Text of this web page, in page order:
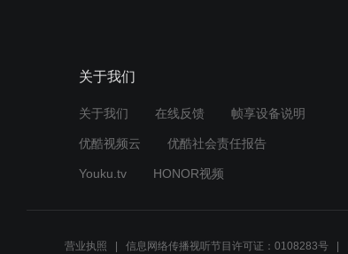
关于我们
关于我们 在线反馈 帧享设备说明
优酷视频云 优酷社会责任报告
Youku.tv HONOR视频
营业执照 信息网络传播视听节目许可证：0108283号